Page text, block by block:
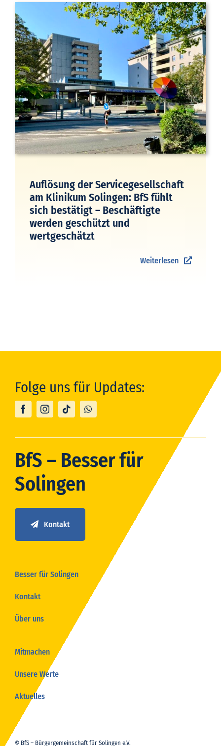
Auflösung der Servicegesellschaft
am Klinikum Solingen: BfS fühlt
sich bestätigt – Beschäftigte
werden geschützt und
wertgeschätzt
Weiterlesen
Folge uns für Updates:
BfS – Besser für
Solingen
Kontakt
Besser für Solingen
Kontakt
Über uns
Mitmachen
Unsere Werte
Aktuelles
© BfS – Bürgergemeinschaft für Solingen e.V.